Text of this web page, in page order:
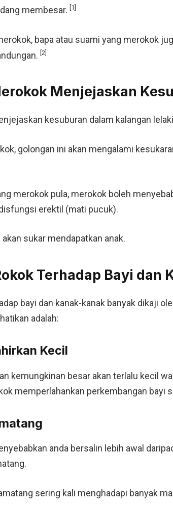
membesar. [1]
bapa atau suami yang merokok
[2]
Menjejaskan
kesuburan dalam kalangan
golongan ini akan mengalami
merokok pula, merokok boleh
erektil (mati pucuk).
sukar mendapatkan anak.
Terhadap Bayi dan
bayi dan kanak-kanak banyak dikaji
adalah:
Kecil
kemungkinan besar akan terlalu kecil
memperlahankan perkembangan bayi
anda bersalin lebih awal
sering kali menghadapi banyak